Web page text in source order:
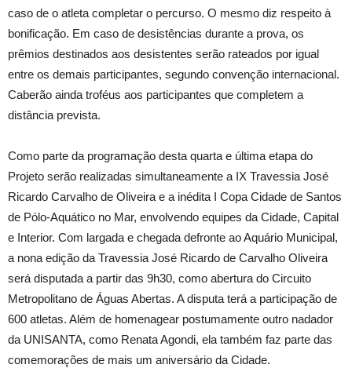
caso de o atleta completar o percurso. O mesmo diz respeito à
bonificação. Em caso de desistências durante a prova, os
prêmios destinados aos desistentes serão rateados por igual
entre os demais participantes, segundo convenção internacional.
Caberão ainda troféus aos participantes que completem a
distância prevista.
Como parte da programação desta quarta e última etapa do
Projeto serão realizadas simultaneamente a IX Travessia José
Ricardo Carvalho de Oliveira e a inédita I Copa Cidade de Santos
de Pólo-Aquático no Mar, envolvendo equipes da Cidade, Capital
e Interior. Com largada e chegada defronte ao Aquário Municipal,
a nona edição da Travessia José Ricardo de Carvalho Oliveira
será disputada a partir das 9h30, como abertura do Circuito
Metropolitano de Águas Abertas. A disputa terá a participação de
600 atletas. Além de homenagear postumamente outro nadador
da UNISANTA, como Renata Agondi, ela também faz parte das
comemorações de mais um aniversário da Cidade.